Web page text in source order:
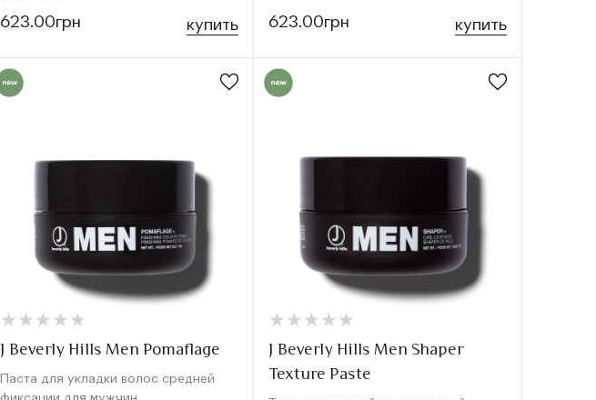
623.00грн купить 623.00грн купить
★
★ ★
★ ★
★ ★
★ ★
★
J Beverly Hills Men Pomaflage
Паста для укладки волос средней
★
★ ★
★ ★
★ ★
★ ★
★
J Beverly Hills Men Shaper
Texture Paste